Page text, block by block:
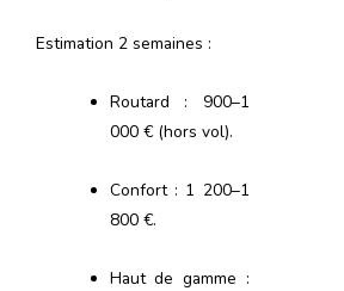
Estimation 2 semaines :
Routard : 900–1
000 € (hors vol).
Confort : 1 200–1
800 €.
Haut de gamme :